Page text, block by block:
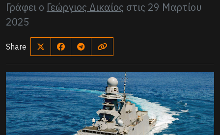
Γράφει ο Γεώργιος Δικαίος στις 29 Μαρτίου
2025
Share